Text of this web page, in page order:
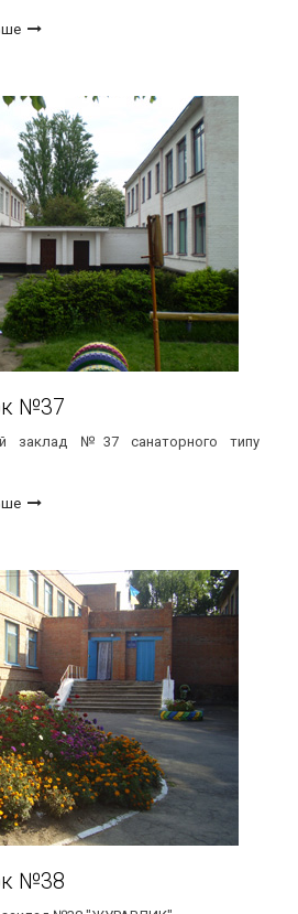
№37
заклад №37 санаторного типу
№38